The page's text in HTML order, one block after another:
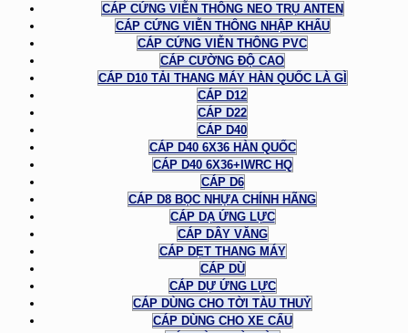
CÁP CỨNG VIỄN THÔNG NEO TRỤ ANTEN
CÁP CỨNG VIỄN THÔNG NHẬP KHẨU
CÁP CỨNG VIỄN THÔNG PVC
CÁP CƯỜNG ĐỘ CAO
CÁP D10 TẢI THANG MÁY HÀN QUỐC LÀ GÌ
CÁP D12
CÁP D22
CÁP D40
CÁP D40 6X36 HÀN QUỐC
CÁP D40 6X36+IWRC HQ
CÁP D6
CÁP D8 BỌC NHỰA CHÍNH HÃNG
CÁP DẠ ỨNG LỰC
CÁP DÂY VĂNG
CÁP DẸT THANG MÁY
CÁP DÙ
CÁP DỰ ỨNG LỰC
CÁP DÙNG CHO TỜI TÀU THUỶ
CÁP DÙNG CHO XE CẨU